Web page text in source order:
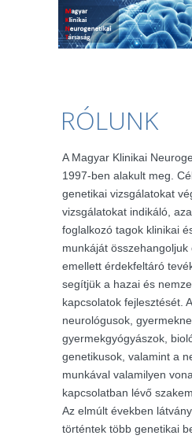
RÓLUNK
A Magyar Klinikai
1997-ben alakult meg.
genetikai vizsgálatokat
vizsgálatokat indikáló,
foglalkozó tagok klinikai
munkáját összehangoljuk
emellett érdekfeltáró
segítjük a hazai és
kapcsolatok fejlesztését.
neurológusok,
gyermekgyógyászok,
genetikusok, valamint a
munkával valamilyen
kapcsolatban lévő
Az elmúlt években
történtek több genetikai